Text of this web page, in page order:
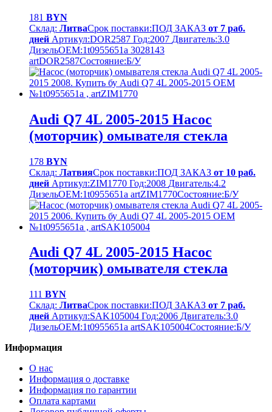
181 BYN
Склад: ЛитваСрок поставки:ПОД ЗАКАЗ от 7 раб.
дней Артикул:DOR2587 Год:2007 Двигатель:3.0
ДизельOEM:1t0955651a 3028143
artDOR2587Cостояние:Б/У
Audi Q7 4L 2005-2015 Насос
(моторчик) омывателя стекла
178 BYN
Склад: ЛатвияСрок поставки:ПОД ЗАКАЗ от 10 раб.
дней Артикул:ZIM1770 Год:2008 Двигатель:4.2
ДизельOEM:1t0955651a artZIM1770Cостояние:Б/У
Audi Q7 4L 2005-2015 Насос
(моторчик) омывателя стекла
111 BYN
Склад: ЛитваСрок поставки:ПОД ЗАКАЗ от 7 раб.
дней Артикул:SAK105004 Год:2006 Двигатель:3.0
ДизельOEM:1t0955651a artSAK105004Cостояние:Б/У
Информация
О нас
Информация о доставке
Информация по гарантии
Оплата картами